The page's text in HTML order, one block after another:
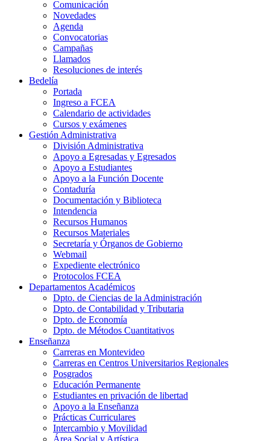
Comunicación
Novedades
Agenda
Convocatorias
Campañas
Llamados
Resoluciones de interés
Bedelía
Portada
Ingreso a FCEA
Calendario de actividades
Cursos y exámenes
Gestión Administrativa
División Administrativa
Apoyo a Egresadas y Egresados
Apoyo a Estudiantes
Apoyo a la Función Docente
Contaduría
Documentación y Biblioteca
Intendencia
Recursos Humanos
Recursos Materiales
Secretaría y Órganos de Gobierno
Webmail
Expediente electrónico
Protocolos FCEA
Departamentos Académicos
Dpto. de Ciencias de la Administración
Dpto. de Contabilidad y Tributaria
Dpto. de Economía
Dpto. de Métodos Cuantitativos
Enseñanza
Carreras en Montevideo
Carreras en Centros Universitarios Regionales
Posgrados
Educación Permanente
Estudiantes en privación de libertad
Apoyo a la Enseñanza
Prácticas Curriculares
Intercambio y Movilidad
Área Social y Artística